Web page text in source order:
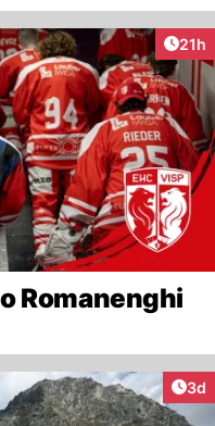
21h
Romanenghi
3d